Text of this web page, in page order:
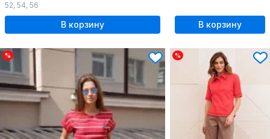
52, 54, 56
В корзину В корзину
% %